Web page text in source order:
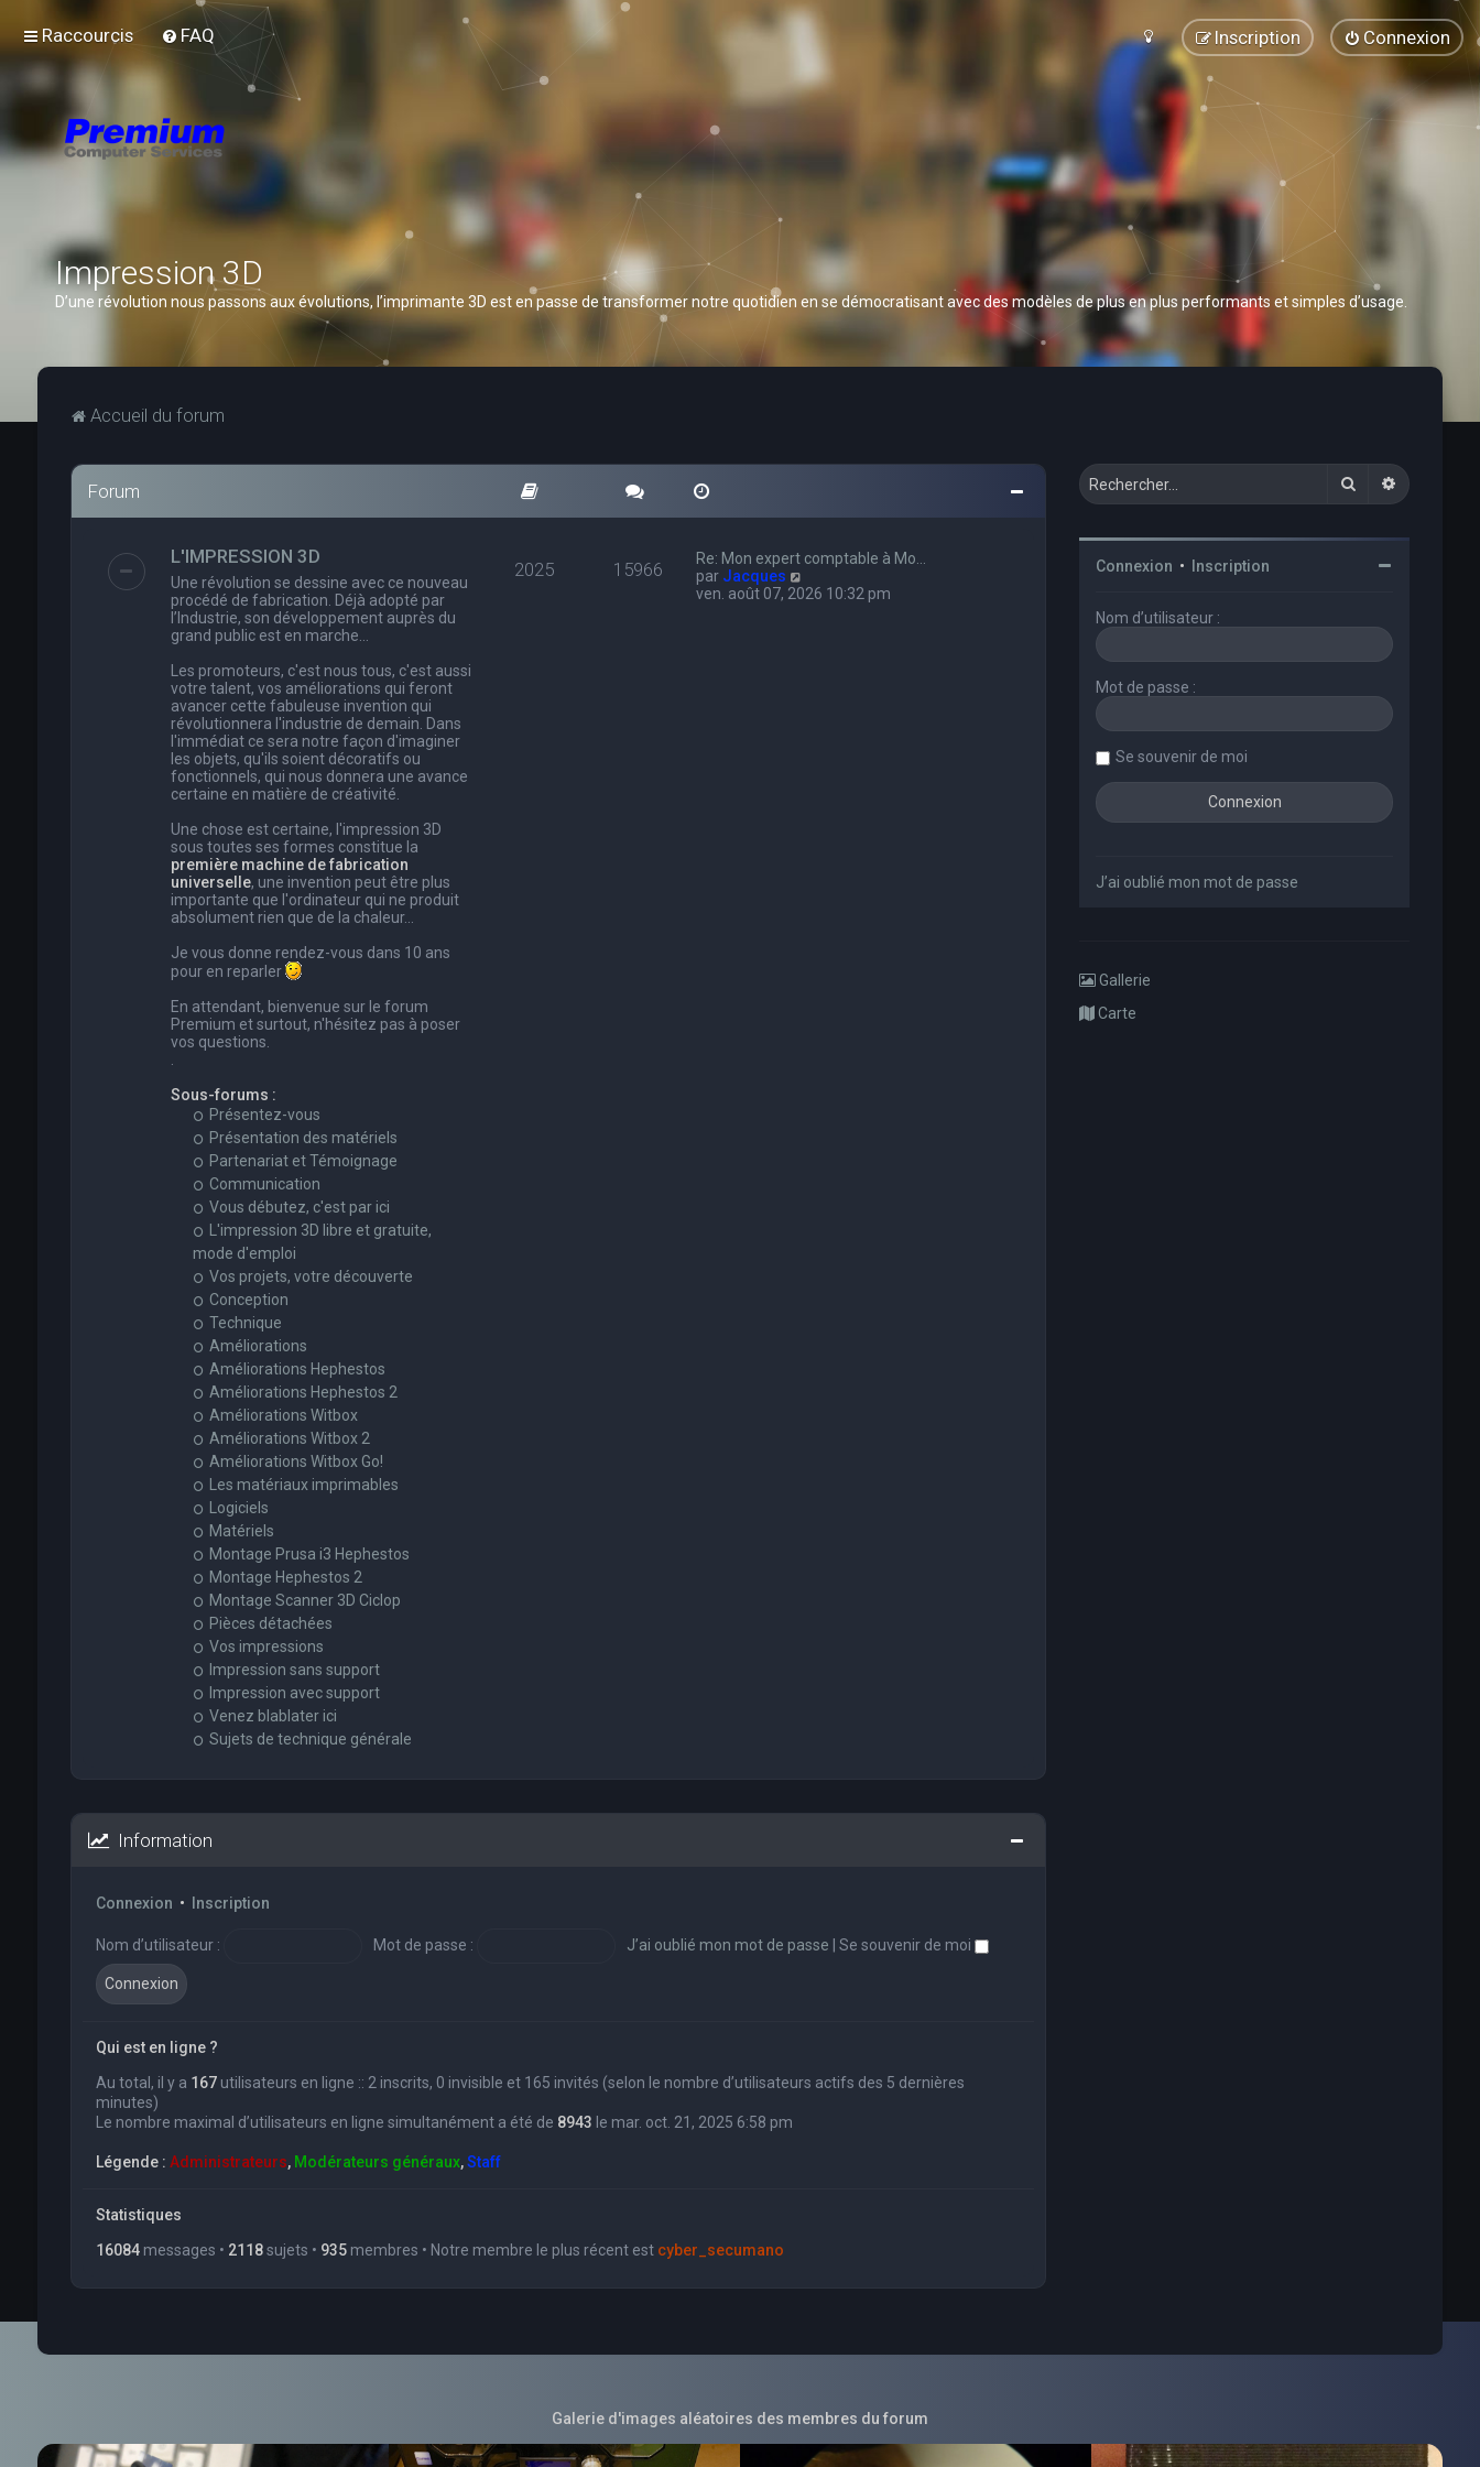
Raccourcis FAQ Connexion
Inscription
Impression 3D
D’une révolution nous passons aux évolutions, l’imprimante 3D est en passe de transformer notre quotidien en se démocratisant avec des modèles de plus en plus performants et simples d’usage.
Accueil du forum
Forum
L'IMPRESSION 3D
Une révolution se dessine avec ce nouveau
procédé de fabrication. Déjà adopté par
l’Industrie, son développement auprès du
grand public est en marche…
Les promoteurs, c'est nous tous, c'est aussi
votre talent, vos améliorations qui feront
avancer cette fabuleuse invention qui
révolutionnera l'industrie de demain. Dans
l'immédiat ce sera notre façon d'imaginer
les objets, qu'ils soient décoratifs ou
fonctionnels, qui nous donnera une avance
certaine en matière de créativité.
Une chose est certaine, l'impression 3D
sous toutes ses formes constitue la
première machine de fabrication
universelle, une invention peut être plus
importante que l'ordinateur qui ne produit
absolument rien que de la chaleur...
Je vous donne rendez-vous dans 10 ans
pour en reparler
En attendant, bienvenue sur le forum
Premium et surtout, n'hésitez pas à poser
vos questions.
Sous-forums :
Présentez-vous
Présentation des matériels
Partenariat et Témoignage
Communication
Vous débutez, c'est par ici
L'impression 3D libre et gratuite,
mode d'emploi
Vos projets, votre découverte
Conception
Technique
Améliorations
Améliorations Hephestos
Améliorations Hephestos 2
Améliorations Witbox
Améliorations Witbox 2
Améliorations Witbox Go!
Les matériaux imprimables
Logiciels
Matériels
Montage Prusa i3 Hephestos
Montage Hephestos 2
Montage Scanner 3D Ciclop
Pièces détachées
Vos impressions
Impression sans support
Impression avec support
Venez blablater ici
Sujets de technique générale
2025 15966
Re: Mon expert comptable à Mo…
par Jacques
o
ven. août 07, 2026 10:32 pm
Information
Connexion • Inscription
Nom d’utilisateur : Mot de passe : J’ai oublié mon mot de passe Se souvenir de moi
Qui est en ligne ?
Au total, il y a 167utilisateurs en ligne :: 2 inscrits, 0 invisible et 165 invités (selon le nombre d’utilisateurs actifs des 5 dernières
minutes)
Le nombre maximal d’utilisateurs en ligne simultanément a été de 8943 le mar. oct. 21, 2025 6:58 pm
Légende : Administrateurs, Modérateurs généraux,Staff
Statistiques
16084messages • 2118sujets • 935membres • Notre membre le plus récent est cyber_secumano
Rechercher
Connexion • Inscription
Nom d’utilisateur :
Mot de passe :
Se souvenir de moi
J’ai oublié mon mot de passe
Gallerie
Carte
Galerie d'images aléatoires des membres du forum